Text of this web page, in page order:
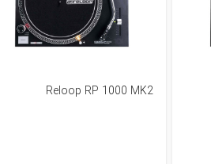
Reloop RP 1000 MK2